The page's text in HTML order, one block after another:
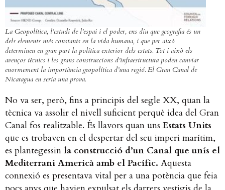
La Geopolítica, l’estudi de l’espai i el poder, ens diu que geografia és un
dels elements més constants en la vida humana, i que per això
determinen en gran part la política exterior dels estats. Tot i això els
avenços tècnics i les grans construccions d’infraestructura poden canviar
enormement la importància geopolítica d’una regió. El Gran Canal de
Nicaragua en seria una prova.
No va ser, però, fins a principis del segle XX, quan la
tècnica va assolir el nivell suficient perquè idea del Gran
Canal fos realitzable. És llavors quan unsEstats Units
que es trobaven en el despertar del seu imperi marítim,
es plantegessin la construcció d’un Canal que unís el
Mediterrani Americà amb el Pacífic. Aquesta
connexió es presentava vital per a una potència que feia